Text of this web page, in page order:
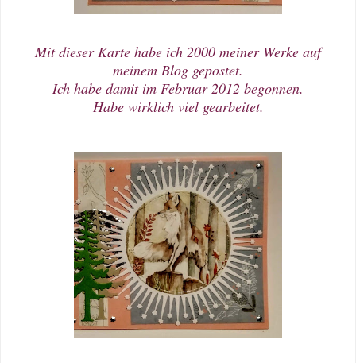
Mit dieser Karte habe ich 2000 meiner Werke auf
meinem Blog gepostet.
Ich habe damit im Februar 2012 begonnen.
Habe wirklich viel gearbeitet.